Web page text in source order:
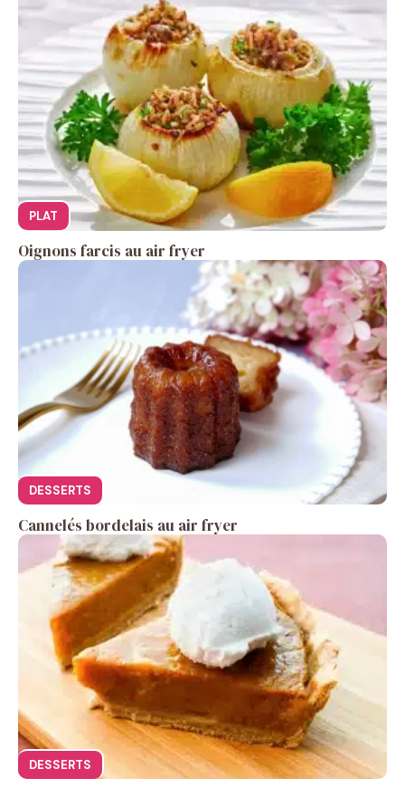
PLAT
Oignons farcis au air fryer
DESSERTS
Cannelés bordelais au air fryer
DESSERTS